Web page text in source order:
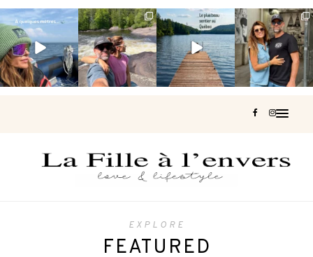
Voir une baleine
en photo, c’est
impressionnant
🐋...
Les Laurentides,
le Québec
version nature.
...
Et si je te disais
qu’il existe un
sentier où tu...
127 37
Montréal, une
très belle
surprise 🇨🇦
453
EXPLORE
FEATURED